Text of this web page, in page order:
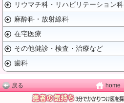
リウマチ科・リハビリテーション科
麻酔科・放射線科
在宅医療
その他健診・検査・治療など
歯科
戻る home